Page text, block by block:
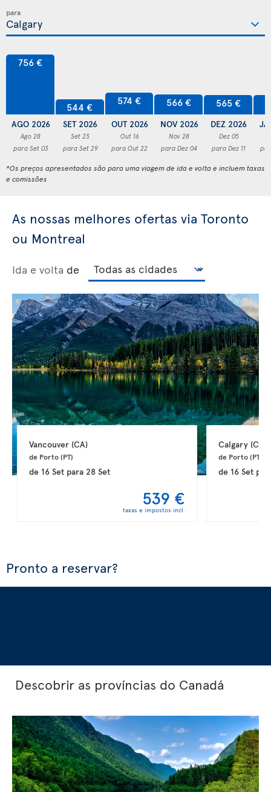
para
756 €
AGO 2026
Ago 28
para Set 03
544 €
SET 2026
Set 23
para Set 29
574 €
OUT 2026
Out 16
para Out 22
566 €
NOV 2026
Nov 28
para Dez 04
565 €
DEZ 2026
Dez 05
para Dez 11
*Os preços apresentados são para uma viagem de ida e volta e incluem taxas
e comissões
As nossas melhores ofertas via Toronto
ou Montreal
Ida e volta de
Vancouver (CA)
de Porto (PT)
de 16 Setpara 28 Set
539 €
taxas e impostos incl.
Calgary (CA)
de Porto (PT)
de 16 Set
Pronto a reservar?
Descobrir as províncias do Canadá